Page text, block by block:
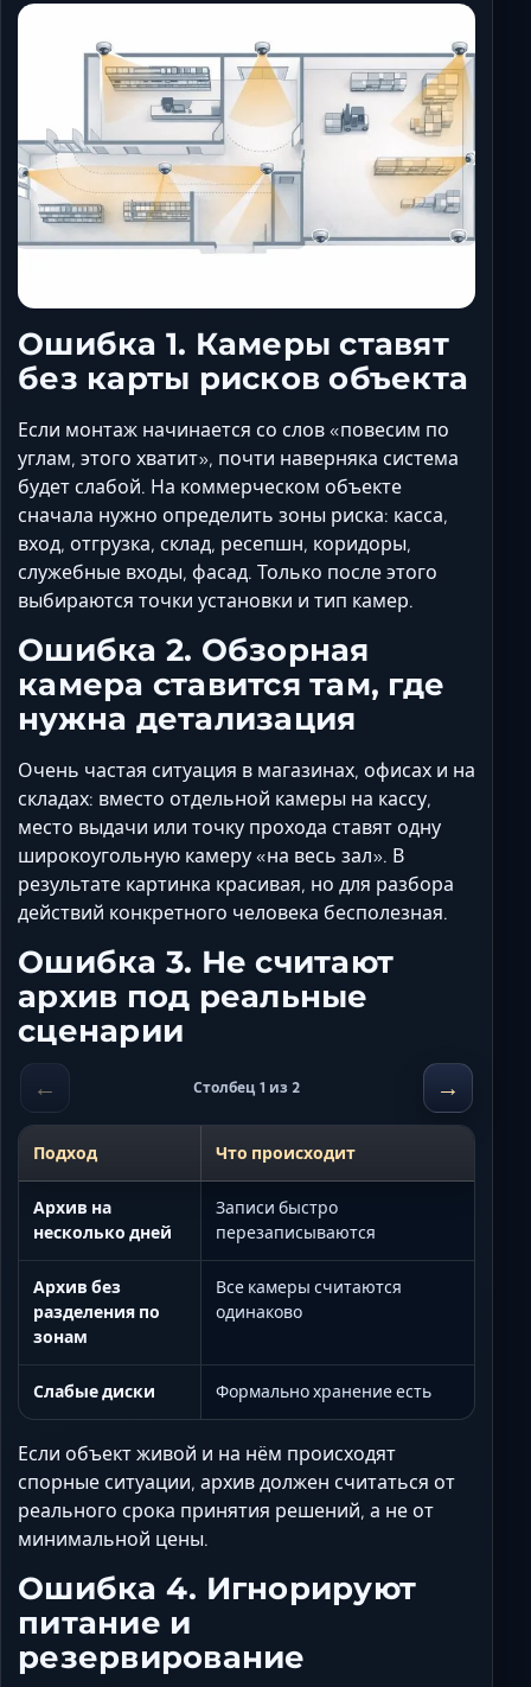
Ошибка 1. Камеры ставят
без карты рисков объекта
Если монтаж начинается со слов «повесим по
углам, этого хватит», почти наверняка система
будет слабой. На коммерческом объекте
сначала нужно определить зоны риска: касса,
вход, отгрузка, склад, ресепшн, коридоры,
служебные входы, фасад. Только после этого
выбираются точки установки и тип камер.
Ошибка 2. Обзорная
камера ставится там, где
нужна детализация
Очень частая ситуация в магазинах, офисах и на
складах: вместо отдельной камеры на кассу,
место выдачи или точку прохода ставят одну
широкоугольную камеру «на весь зал». В
результате картинка красивая, но для разбора
действий конкретного человека бесполезная.
Ошибка 3. Не считают
архив под реальные
сценарии
← Столбец 1 из 2 →
Подход Что происходит
Архив на
несколько дней
Записи быстро
перезаписываются
Архив без
разделения по
зонам
Все камеры считаются
одинаково
Слабые диски Формально хранение есть
Если объект живой и на нём происходят
спорные ситуации, архив должен считаться от
реального срока принятия решений, а не от
минимальной цены.
Ошибка 4. Игнорируют
питание и
резервирование